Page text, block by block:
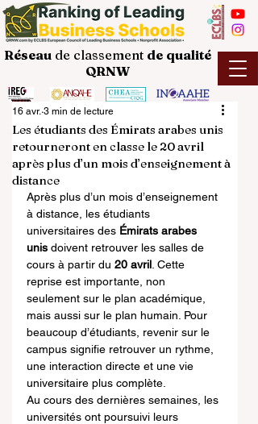
Réseau de classement de qualité
QRNW
Les étudiants des Émirats arabes unis
retourneront en classe le 20 avril
après plus d’un mois d’enseignement à
distance
16 avr. 3 min de lecture
Après plus d’un mois d’enseignement
à distance, les étudiants
universitaires des Émirats arabes
unis doivent retrouver les salles de
cours à partir du 20 avril . Cette
reprise est importante, non
seulement sur le plan académique,
mais aussi sur le plan humain. Pour
beaucoup d’étudiants, revenir sur le
campus signifie retrouver un rythme,
une interaction directe et une vie
universitaire plus complète.
Au cours des dernières semaines, les
universités ont poursuivi leurs